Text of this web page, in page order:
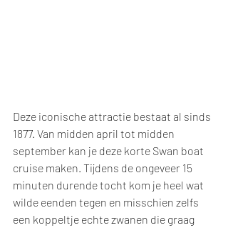
Deze iconische attractie bestaat al sinds
1877. Van midden april tot midden
september kan je deze korte Swan boat
cruise maken. Tijdens de ongeveer 15
minuten durende tocht kom je heel wat
wilde eenden tegen en misschien zelfs
een koppeltje echte zwanen die graag